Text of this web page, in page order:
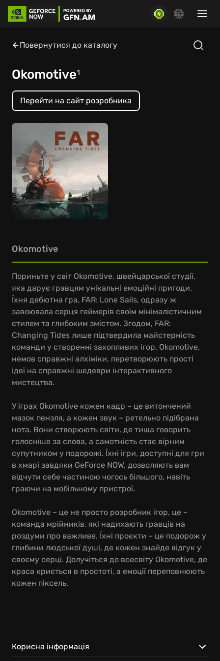
Повернутися до каталогу
Okomotive1
Перейти на сайт розробника
Okomotive
Пориньте у світ Okomotive, швейцарської студії,
яка дарує гравцям унікальні емоційні пригоди.
Їхня дебютна гра, FAR: Lone Sails, одразу ж
завоювала серця геймерів своїм мінімалістичним
стилем та глибоким змістом. Згодом, FAR:
Changing Tides лише підтвердила майстерність
команди у створенні захопливих ігор. Okomotive,
немов справжні алхіміки, перетворюють прості
ідеї на справжні шедеври інтерактивного
мистецтва.
У іграх Okomotive кожен кадр – це витончений
мазок пензля, а кожен звук – ретельно підібрана
нота. Вони створюють світи, де тиша говорить
голосніше за слова, а самотність стає вірним
супутником у подорожі. Їхні ігри, доступні для гри
в хмарі завдяки GeForce NOW, дозволяють вам
відчути себе частиною чогось більшого, навіть
граючи на мобільному пристрої.
Okomotive – це не просто розробник ігор, це –
команда мрійників, які надихають гравців на
роздуми про важливе. Їхні проєкти – це подорож у
глибини людської душі, де кожен знайде відгук у
своєму серці. Долучіться до всесвіту Okomotive, де
краса криється в простоті, а емоції переповнюють
кожен піксель.
Корисна інформація